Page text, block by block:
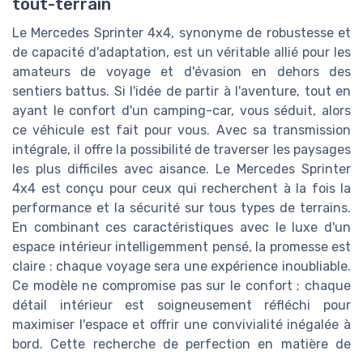
tout-terrain
Le Mercedes Sprinter 4x4, synonyme de robustesse et
de capacité d'adaptation, est un véritable allié pour les
amateurs de voyage et d'évasion en dehors des
sentiers battus. Si l'idée de partir à l'aventure, tout en
ayant le confort d'un camping-car, vous séduit, alors
ce véhicule est fait pour vous. Avec sa transmission
intégrale, il offre la possibilité de traverser les paysages
les plus difficiles avec aisance. Le Mercedes Sprinter
4x4 est conçu pour ceux qui recherchent à la fois la
performance et la sécurité sur tous types de terrains.
En combinant ces caractéristiques avec le luxe d'un
espace intérieur intelligemment pensé, la promesse est
claire : chaque voyage sera une expérience inoubliable.
Ce modèle ne compromise pas sur le confort ; chaque
détail intérieur est soigneusement réfléchi pour
maximiser l'espace et offrir une convivialité inégalée à
bord. Cette recherche de perfection en matière de